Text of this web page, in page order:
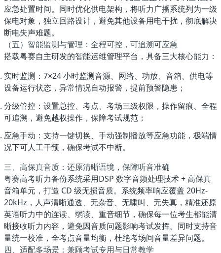
应急处置时间。同时优化供电架构，将听力广播系统列为一级
保电对象，独立回路设计，避免其他设备用电干扰，彻底解决
断电失声难题。
（五）智能监测与管理：全程可控，可追溯可应急
搭载粤赛自主研发的智能运维管理平台 ，具备三大核心能力：
实时监测 ：7×24 小时监测音源、网络、功放、音箱、供电等
设备运行状态，异常情况自动报警，提前预警隐患；
分级管控 ：设置总控、考点、考场三级权限，操作留痕、全程
可追溯，避免越权操作，保障考试规范；
应急手动 ：支持一键切换、手动强制播放等应急功能，极端情
况下可人工干预，确保考试不中断。
三、高保真音质：还原清晰语境，保障听音准确
粤赛高考听力备份系统采用DSP 数字音频处理技术 + 高保真
音箱单元 ，打造 CD 级无损音质。系统频率响应覆盖 20Hz-
20kHz，人声清晰通透、无杂音、无啸叫、无失真，精准还原
英语听力中的连读、弱读、重音细节，确保每一位考生都能清
晰接收听力内容，避免因音质问题影响考试发挥。同时支持音
量统一校准，全考点音量均衡，杜绝考场间音量差异问题。
四、适配多场景：兼顾考试专用与日常教学